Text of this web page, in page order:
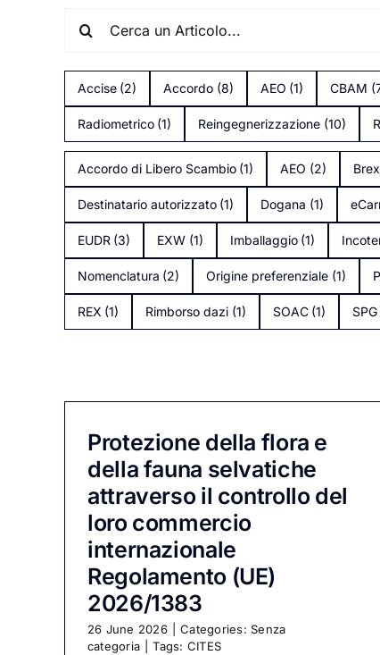
Accise (2) Accordo (8) AEO (1) CBAM
Radiometrico (1) Reingegnerizzazione (10)
Accordo di Libero Scambio (1) AEO (2)
Destinatario autorizzato (1) Dogana (1)
EUDR (3) EXW (1) Imballaggio (1)
Nomenclatura (2) Origine preferenziale (1)
REX (1) Rimborso dazi (1) SOAC (1) SPG
Protezione della flora e
della fauna selvatiche
attraverso il controllo del
loro commercio
internazionale
Regolamento (UE)
2026/1383
26 June 2026 Categories:Senza
categoria
Tags: CITES